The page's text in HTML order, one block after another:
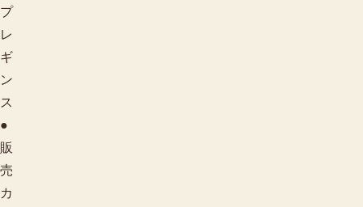
プ
レ
ギ
ン
ス
●
販
売
カ